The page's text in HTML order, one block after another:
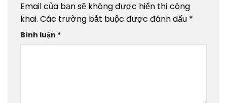
Email của bạn sẽ không được hiển thị công
khai. Các trường bắt buộc được đánh dấu *
Bình luận *